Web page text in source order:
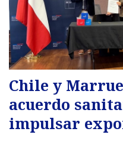
Chile y
acuerdo
impulsar